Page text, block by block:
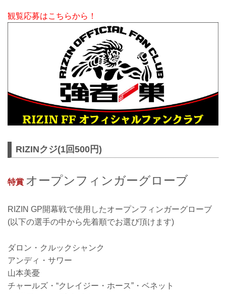
観覧応募はこちらから！
RIZINクジ(1回500円)
特賞 オープンフィンガーグローブ
RIZIN GP開幕戦で使用したオープンフィンガーグローブ
(以下の選手の中から先着順でお選び頂けます)
ダロン・クルックシャンク
アンディ・サワー
山本美憂
チャールズ・“クレイジー・ホース”・ベネット